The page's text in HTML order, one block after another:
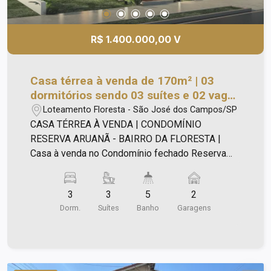
R$ 1.400.000,00 V
Casa térrea à venda de 170m² | 03
dormitórios sendo 03 suítes e 02 vagas
de garagem | Condomínio Reserva
Aruanã - Bairro da Floresta | São José
dos Campos
Loteamento Floresta - São José dos Campos/SP
CASA TÉRREA À VENDA | CONDOMÍNIO
RESERVA ARUANÃ - BAIRRO DA FLORESTA |
Casa à venda no Condomínio fechado Reserva
casa térrea é simplesmente espetacular! -
Terreno com 250m²; - Área construída: 170m²; -
São 03 dormitórios, todos suítes, sendo a suíte
3
Dorm.
3
Suítes
5
Banho
2
Garagens